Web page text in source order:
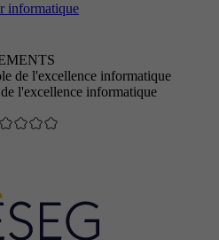
informatique
l'excellence informatique